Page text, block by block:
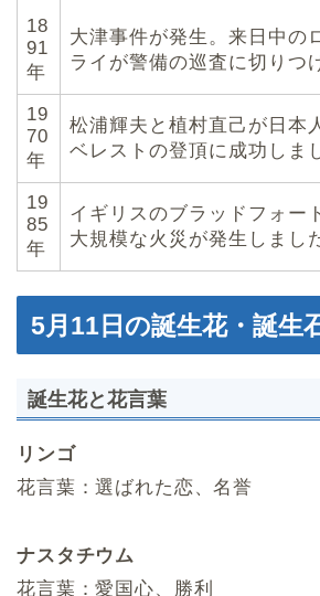
18
91
年
大津事件が発生。来日中の
ライが警備の巡査に切りつ
19
70
年
松浦輝夫と植村直己が日本
ベレストの登頂に成功しま
19
85
年
イギリスのブラッドフォー
大規模な火災が発生しまし
5月11日の誕生花・誕生
誕生花と花言葉
リンゴ
花言葉：選ばれた恋、名誉
ナスタチウム
花言葉：愛国心、勝利